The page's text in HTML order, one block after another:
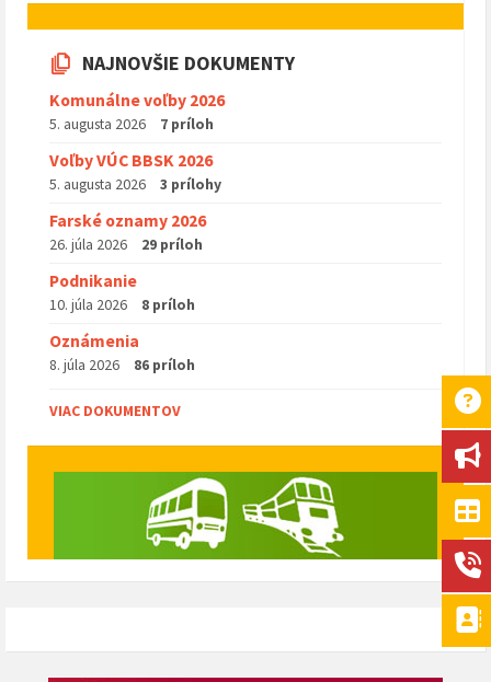
NAJNOVŠIE DOKUMENTY
Komunálne voľby 2026
5. augusta 2026 7 príloh
Voľby VÚC BBSK 2026
5. augusta 2026 3 prílohy
Farské oznamy 2026
26. júla 2026 29 príloh
Podnikanie
10. júla 2026 8 príloh
Oznámenia
8. júla 2026 86 príloh
VIAC DOKUMENTOV